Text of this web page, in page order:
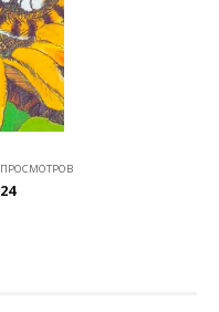
ПРОСМОТРОВ
24